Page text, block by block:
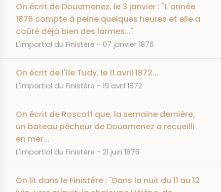
On écrit de Douarnenez, le 3 janvier : "L'année
1876 compte à peine quelques heures et elle a
coûté déjà bien des larmes..."
JOURNAL
L'Impartial du Finistère DATE
07 janvier 1876
On écrit de l'île Tudy, le 11 avril 1872...
JOURNAL
L'Impartial du Finistère DATE
19 avril 1872
On écrit de Roscoff que, la semaine dernière,
un bateau pêcheur de Douarnenez a recueilli
en mer...
JOURNAL
L'Impartial du Finistère DATE
21 juin 1876
On lit dans le Finistère : "Dans la nuit du 11 au 12